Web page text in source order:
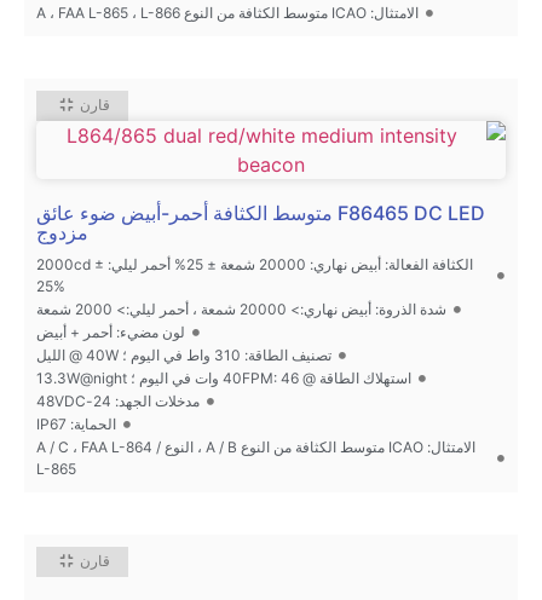
الامتثال: ICAO متوسط الكثافة من النوع A ، FAA L-865 ، L-866
قارن
F86465 DC LED متوسط الكثافة أحمر-أبيض ضوء عائق
مزدوج
الكثافة الفعالة: أبيض نهاري: 20000 شمعة ± 25% أحمر ليلي: 2000cd ±
25%
شدة الذروة: أبيض نهاري:> 20000 شمعة ، أحمر ليلي:> 2000 شمعة
لون مضيء: أحمر + أبيض
تصنيف الطاقة: 310 واط في اليوم ؛ 40W @ الليل
استهلاك الطاقة @ 40FPM: 46 وات في اليوم ؛ 13.3W@night
مدخلات الجهد: 24-48VDC
الحماية: IP67
الامتثال: ICAO متوسط الكثافة من النوع A / B ، النوع A / C ، FAA L-864 /
L-865
قارن